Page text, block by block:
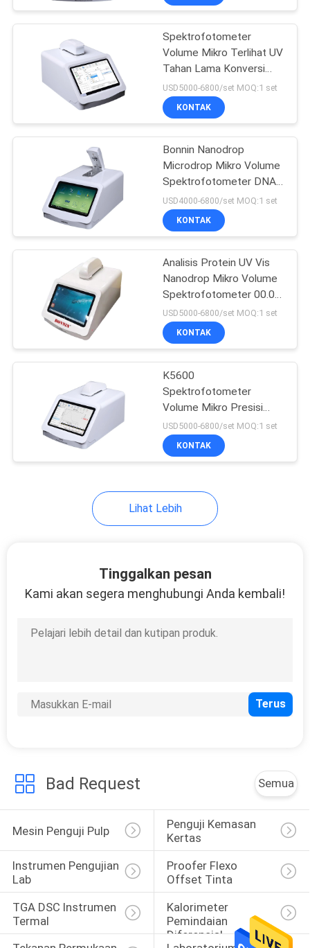
Mesin Sistem
Pengukuran Video
Tablet Tester
Pengukur Larutan
19
Mesin Penguji Kain
Tekstil
Mesin Uji Karet
Digital
Instrumen Tes PCR
57
24
Spektrofotometer
Volume Mikro Terlihat UV
Tahan Lama Konversi
Otomatis CE ISO
USD5000-6800/set MOQ:1 set
KONTAK
Bonnin Nanodrop
Microdrop Mikro Volume
Spektrofotometer DNA
Dan RNA
USD4000-6800/set MOQ:1 set
KONTAK
Analisis Protein UV Vis
Nanodrop Mikro Volume
Spektrofotometer 00.01
Sampai 400mg/ Ml
20*30*20cm
USD5000-6800/set MOQ:1 set
KONTAK
K5600
Spektrofotometer
Volume Mikro Presisi
Tinggi Spektrometer
Nanodrop Tahan Lama
USD5000-6800/set MOQ:1 set
KONTAK
Lihat Lebih
Tinggalkan pesan
Kami akan segera menghubungi Anda kembali!
Bad Request Semua
Mesin Penguji Pulp
Penguji Kemasan
Kertas
Instrumen Pengujian
Lab
Proofer Flexo
Offset Tinta
TGA DSC Instrumen
Termal
Kalorimeter
Pemindaian
Diferensial